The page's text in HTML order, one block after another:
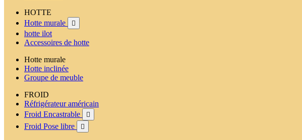
HOTTE
Hotte murale

hotte ilot
Accessoires de hotte
Hotte murale
Hotte inclinée
Groupe de meuble
FROID
Réfrigérateur américain
Froid Encastrable

Froid Pose libre 